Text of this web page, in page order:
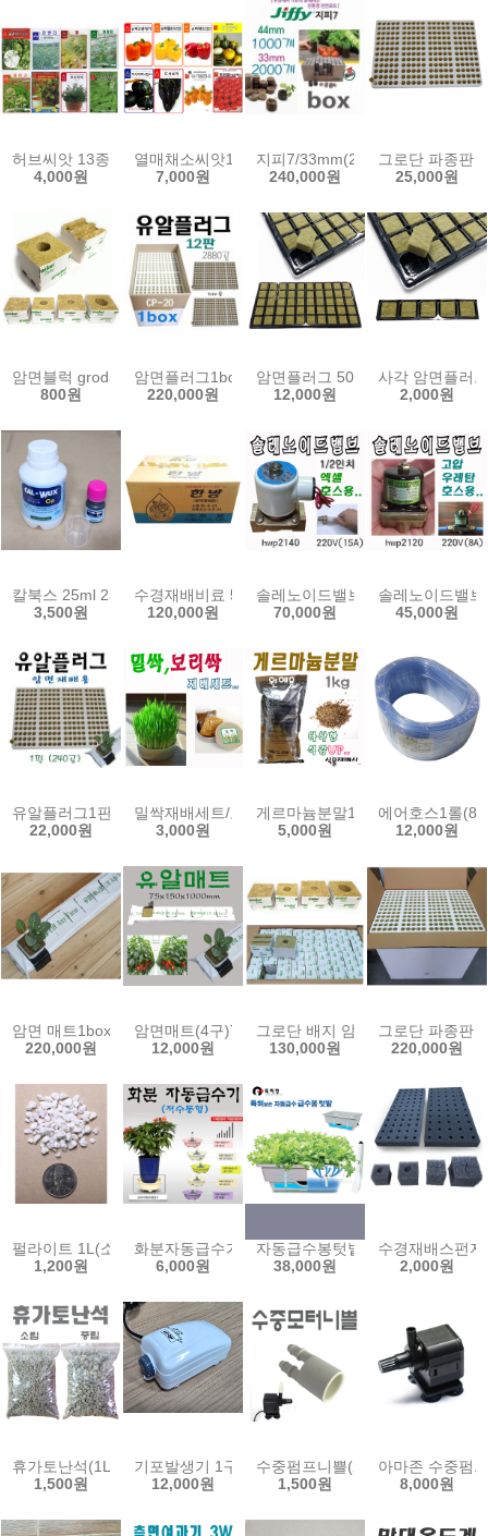
허브씨앗 13종 스피아민트 히솝 케모마일 켓닙 마조람 라벤다 스위트
4,000원
열매채소씨앗10종/아티쵸크 파프리카씨앗 스카롤
7,000원
지피7/33mm(2000개1box)/
240,000원
그로단 파종판
25,000원
암면블럭 grodan 락울 유알 플러그 슬라브 양액 수경 재배 암면 배지
800원
암면플러그1box(240구12판)/cp20/2880공/암면재
220,000원
암면플러그 50공 큐브 묘목 삽목
12,000원
사각 암면플러
2,000원
칼북스 25ml 250ml 액상칼슘제 미량원소 칼슘 액비 식물 영양제
3,500원
수경재배비료 5종 20kg 종합한방 토마토 고추 오이
120,000원
솔레노이드밸브15A(1/2인치)/상
70,000원
솔레노이드밸
45,000원
유알플러그1판(240공)/모종재배/암면재배/cp20
22,000원
밀싹재배세트/보리싹재배세트/밀싹재배기/보리싹재
3,000원
게르마늄분말1kg/게르마늄상토/
5,000원
에어호스1롤
12,000원
암면 매트1box(30ea)75x150x1000mm 유알 암면슬라브 락울 양액 수
220,000원
암면매트(4구)75x150x900mm/1000mm 암면슬라
12,000원
그로단 배지 암면블럭 1box 양액
130,000원
그로단 파종판
220,000원
펄라이트 1L(소,중,대립)/퍼라이트 조경 수경재배 양액재배 배지 분갈
1,200원
화분자동급수기5호/저수통형/심지화분/자동급수화
6,000원
자동급수봉텃밭재배기/자동물보
38,000원
수경재배스펀
2,000원
휴가토난석(1L)/소립/중립/수경재배배지/분갈이/인공토양/여과재/수
1,500원
기포발생기 1구 저소음 에어펌프 아마존 산소 에어
12,000원
수중펌프니쁠(2구)/펌프니쁠/수
1,500원
아마존 수중펌
8,000원